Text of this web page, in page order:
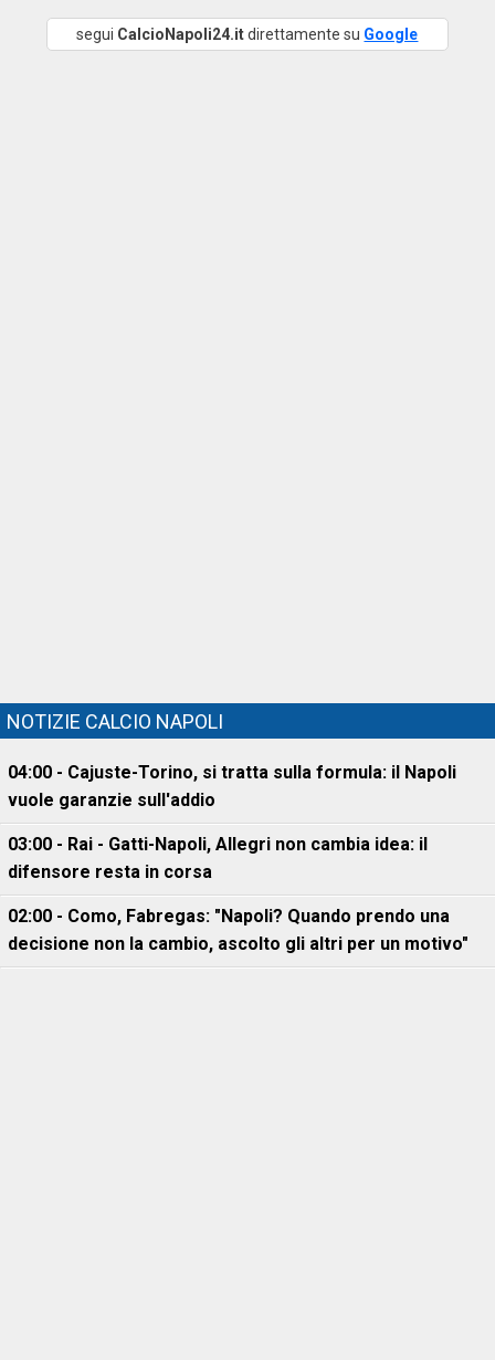
segui CalcioNapoli24.itdirettamente su Google
NOTIZIE CALCIO NAPOLI
04:00 - Cajuste-Torino, si tratta sulla formula: il Napoli
vuole garanzie sull'addio
03:00 - Rai - Gatti-Napoli, Allegri non cambia idea: il
difensore resta in corsa
02:00 - Como, Fabregas: "Napoli? Quando prendo una
decisione non la cambio, ascolto gli altri per un motivo"